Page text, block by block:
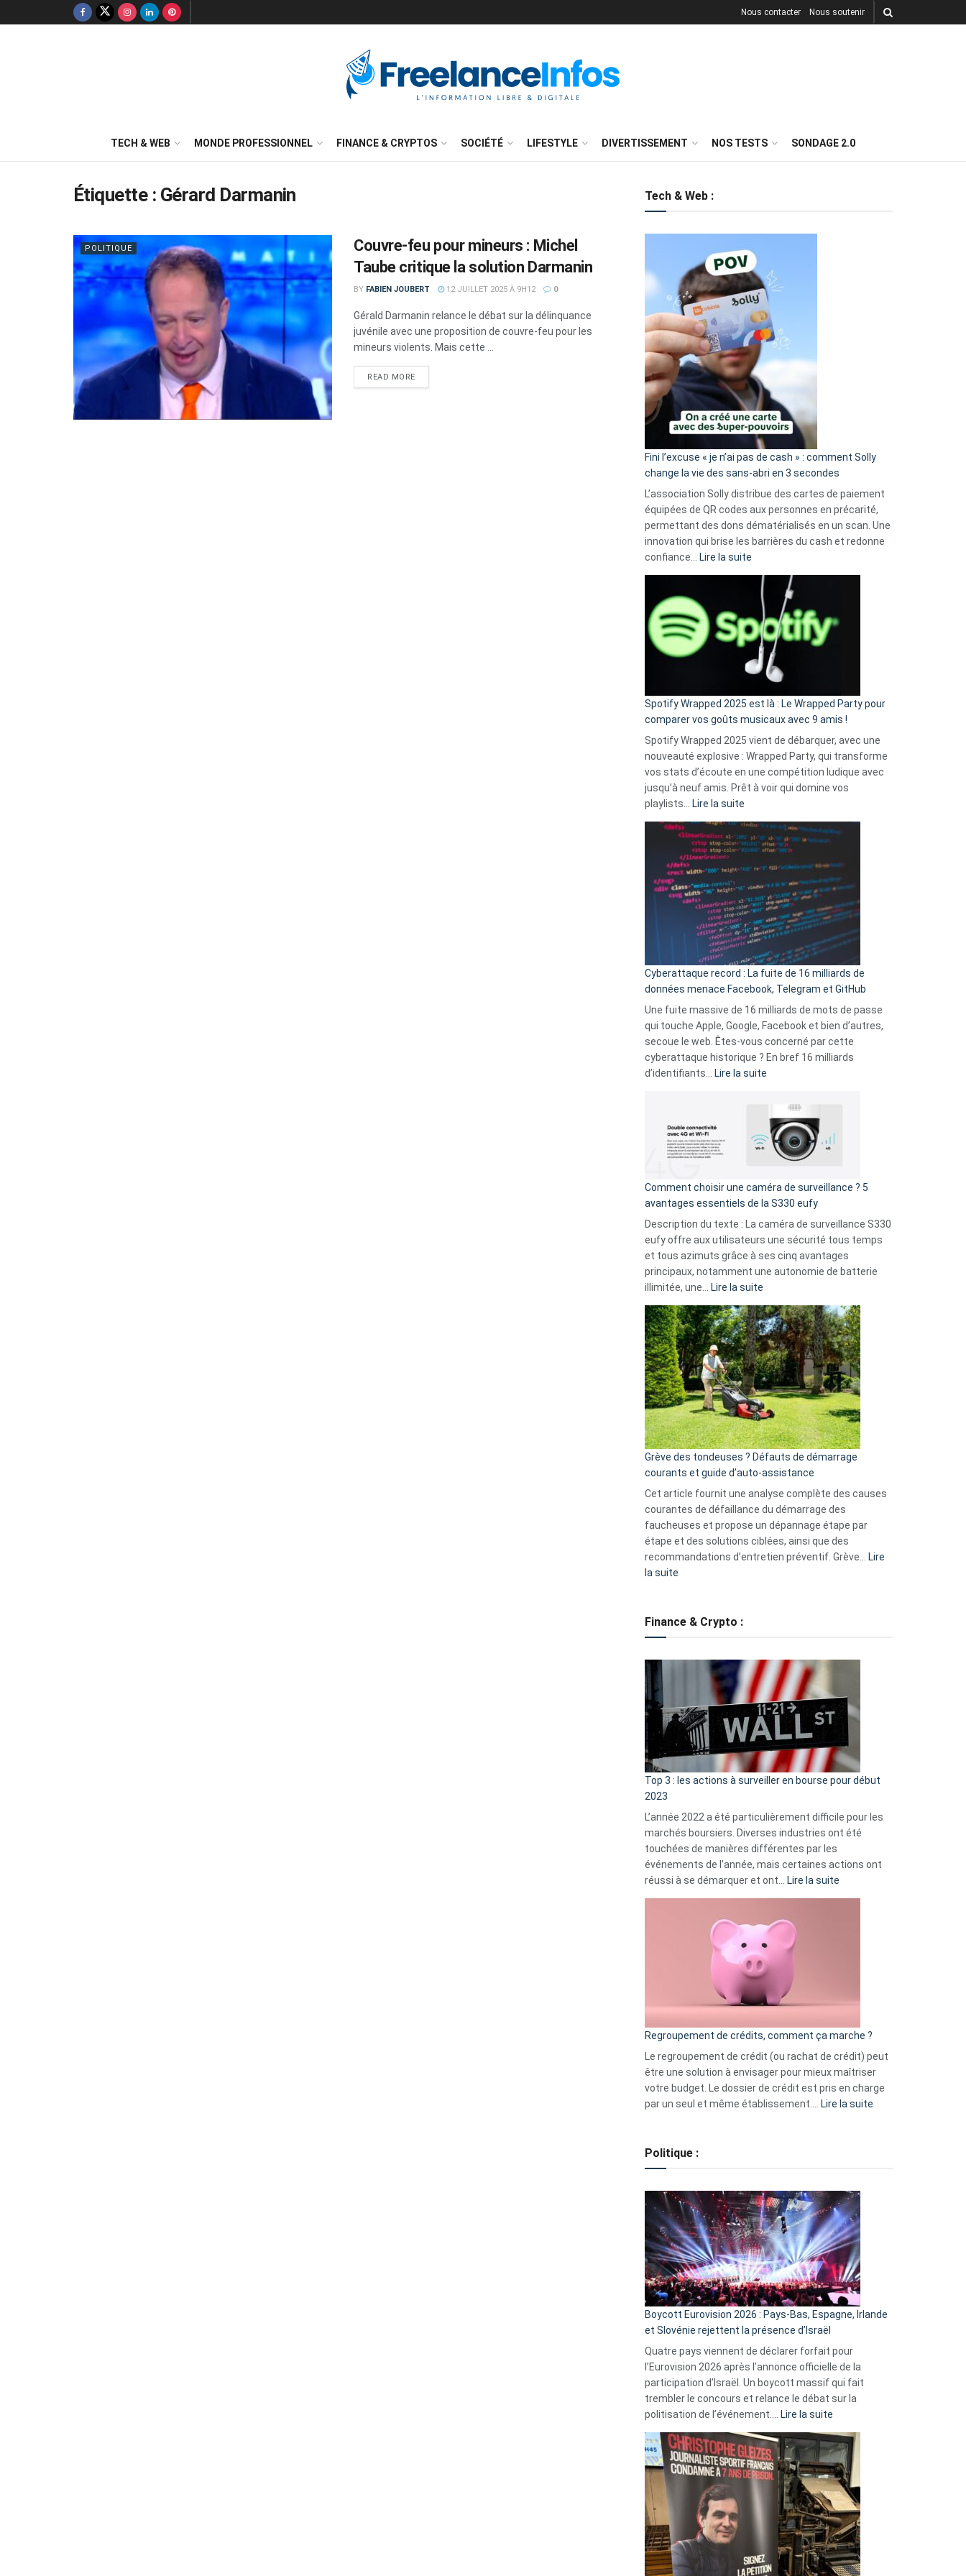
Nous contacter Nous soutenir
TECH & WEB MONDE PROFESSIONNEL FINANCE & CRYPTOS SOCIÉTÉ LIFESTYLE DIVERTISSEMENT NOS TESTS SONDAGE 2.0
Étiquette : Gérard Darmanin
POLITIQUE
Couvre-feu pour mineurs : Michel
Taube critique la solution Darmanin
BY FABIEN JOUBERT 12 JUILLET 2025 À 9H12 0
Gérald Darmanin relance le débat sur la délinquance
juvénile avec une proposition de couvre-feu pour les
mineurs violents. Mais cette ...
READ MOREDETAILS
Tech & Web :
Fini l’excuse « je n’ai pas de cash » : comment Solly
change la vie des sans-abri en 3 secondes
L’association Solly distribue des cartes de paiement
équipées de QR codes aux personnes en précarité,
permettant des dons dématérialisés en un scan. Une
innovation qui brise les barrières du cash et redonne
confiance…
Lire la suite
l’excuse
je
n’ai
pas
de
cash
»
Solly
change
la
vie
sans-
abri
en
3
secondes
Spotify Wrapped 2025 est là : Le Wrapped Party pour
comparer vos goûts musicaux avec 9 amis !
Spotify Wrapped 2025 vient de débarquer, avec une
nouveauté explosive : Wrapped Party, qui transforme
vos stats d’écoute en une compétition ludique avec
jusqu’à neuf amis. Prêt à voir qui domine vos
playlists…
Lire la suite
Wrapped
2025
est
:
Le
Wrapped
Party
pour
comparer
vos
goûts
musicaux
avec
9
amis
Cyberattaque record : La fuite de 16 milliards de
données menace Facebook, Telegram et GitHub
Une fuite massive de 16 milliards de mots de passe
qui touche Apple, Google, Facebook et bien d’autres,
secoue le web. Êtes-vous concerné par cette
cyberattaque historique ? En bref 16 milliards
d’identifiants…
Lire la suite
record
La
fuite
16
milliards
données
menace
Facebook,
Telegram
GitHub
Comment choisir une caméra de surveillance ? 5
avantages essentiels de la S330 eufy
Description du texte : La caméra de surveillance S330
eufy offre aux utilisateurs une sécurité tous temps
et tous azimuts grâce à ses cinq avantages
principaux, notamment une autonomie de batterie
illimitée, une…
Lire la suite
choisir
une
caméra
de
surveillance
?
5
avantages
essentiels
de
la
S330
eufy
Grève des tondeuses ? Défauts de démarrage
courants et guide d’auto-assistance
Cet article fournit une analyse complète des causes
courantes de défaillance du démarrage des
faucheuses et propose un dépannage étape par
étape et des solutions ciblées, ainsi que des
recommandations d’entretien préventif. Grève…
Lire
la suite
tondeuses
démarrage
courants
et
guide
d’auto-
assistance
Finance & Crypto :
Top 3 : les actions à surveiller en bourse pour début
2023
L’année 2022 a été particulièrement difficile pour les
marchés boursiers. Diverses industries ont été
touchées de manières différentes par les
événements de l’année, mais certaines actions ont
réussi à se démarquer et ont…
Lire la suite
en
pour
début
2023
Regroupement de crédits, comment ça marche ?
Le regroupement de crédit (ou rachat de crédit) peut
être une solution à envisager pour mieux maîtriser
votre budget. Le dossier de crédit est pris en charge
par un seul et même établissement.…
Lire la suite
Politique :
Boycott Eurovision 2026 : Pays-Bas, Espagne, Irlande
et Slovénie rejettent la présence d’Israël
Quatre pays viennent de déclarer forfait pour
l’Eurovision 2026 après l’annonce officielle de la
participation d’Israël. Un boycott massif qui fait
trembler le concours et relance le débat sur la
politisation de l’événement.…
Lire la suite
Eurovision
2026
:
Pays-
Bas,
Espagne,
Irlande
et
Slovénie